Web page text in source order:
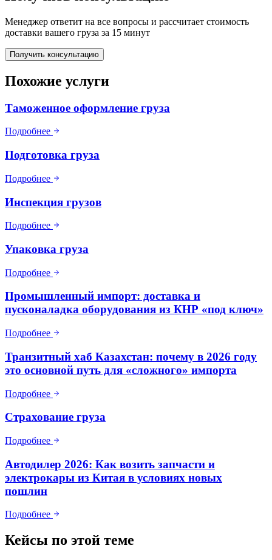
Менеджер ответит на все вопросы и рассчитает стоимость
доставки вашего груза за 15 минут
Получить консультацию
Похожие услуги
Таможенное оформление груза
Подробнее
Подготовка груза
Подробнее
Инспекция грузов
Подробнее
Упаковка груза
Подробнее
Промышленный импорт: доставка и
пусконаладка оборудования из КНР «под ключ»
Подробнее
Транзитный хаб Казахстан: почему в 2026 году
это основной путь для «сложного» импорта
Подробнее
Страхование груза
Подробнее
Автодилер 2026: Как возить запчасти и
электрокары из Китая в условиях новых
пошлин
Подробнее
Кейсы по этой теме